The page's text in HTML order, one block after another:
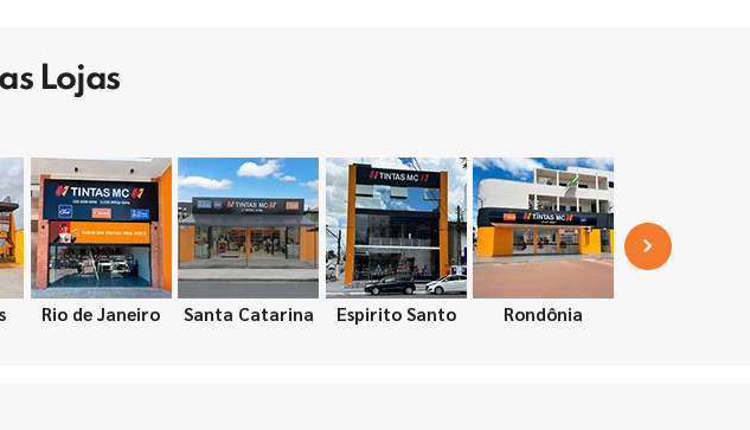
Lojas
Rio de Janeiro Santa Catarina Espirito Santo Rondônia